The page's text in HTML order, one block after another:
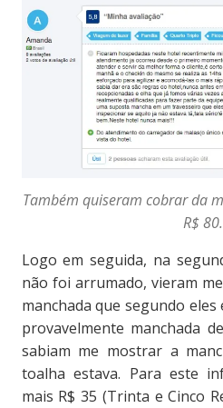
Também quiseram cobrar da
R$ 80.
Logo em seguida, na
não foi arrumado, vieram
manchada que segundo
provavelmente manchada
sabiam me mostrar a
toalha estava. Para este
mais R$ 35 (Trinta e Cinco